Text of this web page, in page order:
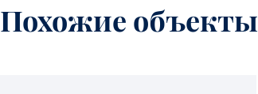
Похожие объекты